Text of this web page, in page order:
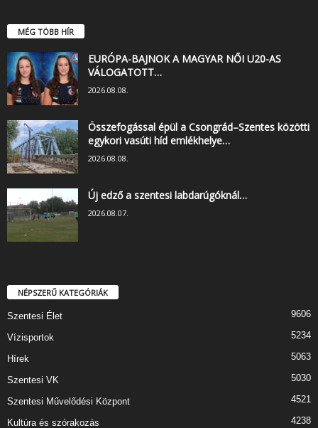
MÉG TÖBB HÍR
EURÓPA-BAJNOK A MAGYAR NŐI U20-AS
VÁLOGATOTT…
2026.08.08.
Összefogással épül a Csongrád–Szentes közötti
egykori vasúti híd emlékhelye…
2026.08.08.
Új edző a szentesi labdarúgóknál…
2026.08.07.
NÉPSZERŰ KATEGÓRIÁK
Szentesi Élet 9606
Vízisportok 5234
Hírek 5063
Szentesi VK 5030
Szentesi Művelődési Központ 4521
Kultúra és szórakozás 4238